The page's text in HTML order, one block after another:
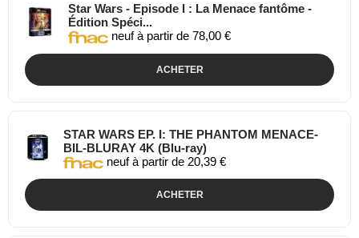
Star Wars - Episode I : La Menace fantôme -
Édition Spéci...
neuf à partir de 78,00 €
ACHETER
STAR WARS EP. I: THE PHANTOM MENACE-
BIL-BLURAY 4K (Blu-ray)
neuf à partir de 20,39 €
ACHETER